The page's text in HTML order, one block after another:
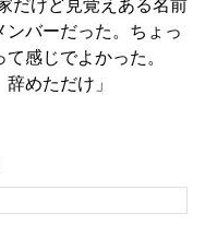
だけど見覚えある名前
バーだった。ちょっ
感じでよかった。
めただけ」